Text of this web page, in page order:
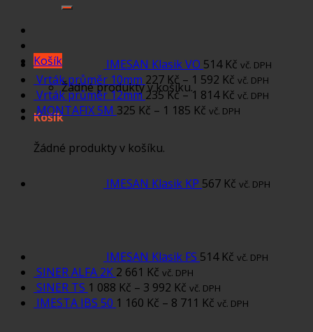
Košík
Žádné produkty v košíku.
Košík
Žádné produkty v košíku.
IMESAN Klasik VO 514 Kč vč. DPH
Vrták průměr 10mm 227 Kč – 1 592 Kč vč. DPH
Vrták průměr 12mm 235Kč–1 814 Kč vč. DPH
MONTAFIX 5M 325 Kč – 1 185 Kč vč. DPH
IMESAN Klasik KP 567 Kč vč. DPH
IMESAN Klasik FS 514 Kč vč. DPH
SINER ALFA 2K 2 661 Kč vč. DPH
SINER TS 1 088 Kč – 3 992 Kč vč. DPH
IMESTA IBS 50 1 160 Kč – 8 711 Kč vč. DPH